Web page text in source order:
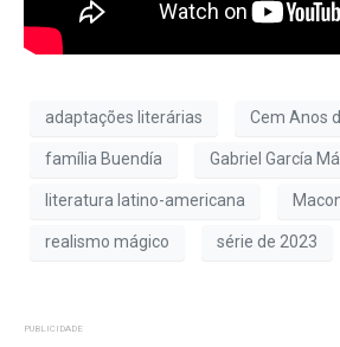
adaptações literárias Cem Anos
família Buendía Gabriel García
literatura latino-americana
realismo mágico série de 2023
PUBLICIDADE